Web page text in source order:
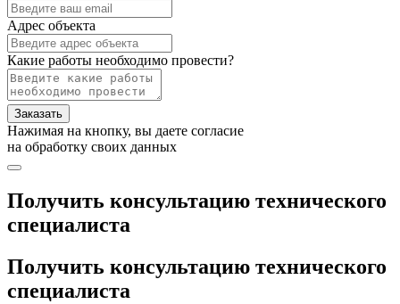
Адрес объекта
Какие работы необходимо провести?
Заказать
Нажимая на кнопку, вы даете согласие
на обработку своих данных
Получить консультацию технического
специалиста
Получить консультацию технического
специалиста